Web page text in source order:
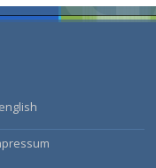
english